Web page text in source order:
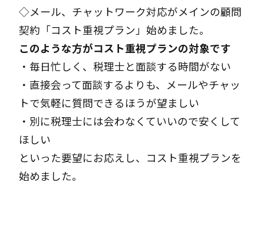
◇メール、チャットワーク対応がメインの顧問
契約「コスト重視プラン 」始めました。
このような方がコスト重視プランの対象です
・毎日忙しく、税理士と面談する時間がない
・直接会って面談するよりも、メールやチャッ
トで気軽に質問できるほうが望ましい
・別に税理士には会わなくていいので安くして
ほしい
といった要望にお応えし、 コスト重視プランを
始めました。